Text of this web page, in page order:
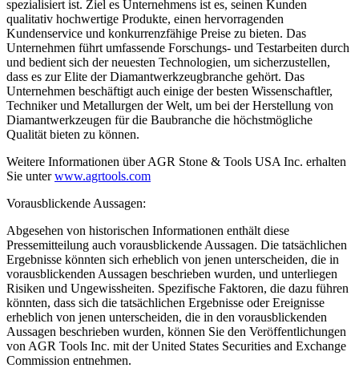
spezialisiert ist. Ziel es Unternehmens ist es, seinen Kunden
qualitativ hochwertige Produkte, einen hervorragenden
Kundenservice und konkurrenzfähige Preise zu bieten. Das
Unternehmen führt umfassende Forschungs- und Testarbeiten durch
und bedient sich der neuesten Technologien, um sicherzustellen,
dass es zur Elite der Diamantwerkzeugbranche gehört. Das
Unternehmen beschäftigt auch einige der besten Wissenschaftler,
Techniker und Metallurgen der Welt, um bei der Herstellung von
Diamantwerkzeugen für die Baubranche die höchstmögliche
Qualität bieten zu können.
Weitere Informationen über AGR Stone & Tools USA Inc. erhalten
Sie unterwww.agrtools.com
Vorausblickende Aussagen:
Abgesehen von historischen Informationen enthält diese
Pressemitteilung auch vorausblickende Aussagen. Die tatsächlichen
Ergebnisse könnten sich erheblich von jenen unterscheiden, die in
vorausblickenden Aussagen beschrieben wurden, und unterliegen
Risiken und Ungewissheiten. Spezifische Faktoren, die dazu führen
könnten, dass sich die tatsächlichen Ergebnisse oder Ereignisse
erheblich von jenen unterscheiden, die in den vorausblickenden
Aussagen beschrieben wurden, können Sie den Veröffentlichungen
von AGR Tools Inc. mit der United States Securities and Exchange
Commission entnehmen.